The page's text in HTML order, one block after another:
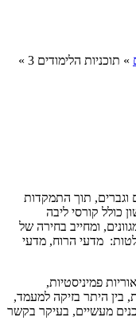
» תוכניות הלימודים 3
»
וגברים, תוך התמקדות
כולל קורסי ליבה
ומחייב בחירה של
מדעי הרוח, מדעי
פמיניסטיות,
בין היתר בזיקה למעמד,
מעשיים, בעיקר בקשר